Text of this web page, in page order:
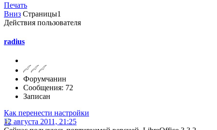
Печать
Вниз Страницы1
Действия пользователя
radius
Форумчанин
Сообщения: 72
Записан
Как перенести настройки
12 августа 2011, 21:25